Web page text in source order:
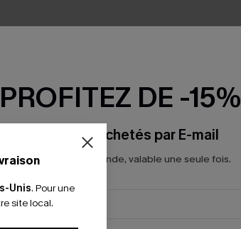
Unis. Pour une
site local.
PROFITEZ DE -15%
-15% dès 2 Achetés par E-mail
*Un code par commande, valable une seule fois.